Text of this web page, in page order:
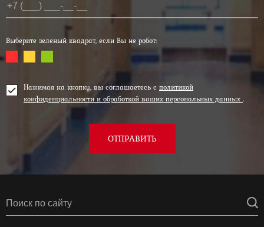
Выберите зеленый квадрат, если Вы не робот:
Нажимая на кнопку, вы соглашаетесь с политикой
конфиденциальности и обработкой ваших персональных данных .
ОТПРАВИТЬ